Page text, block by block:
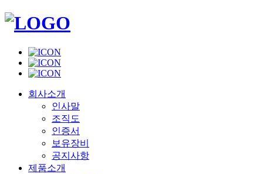
회사소개
인사말
조직도
인증서
보유장비
공지사항
제품소개